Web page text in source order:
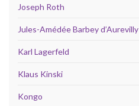
Joseph Roth
Jules-Amédée Barbey d’Aurevilly
Karl Lagerfeld
Klaus Kinski
Kongo